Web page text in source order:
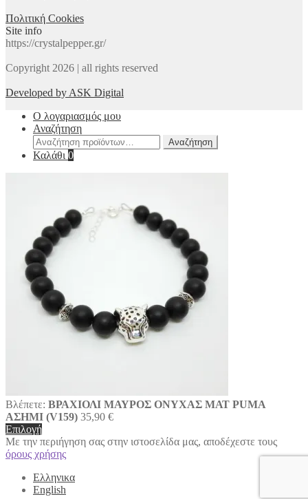
Πολιτική Cookies
Site info
https://crystalpepper.gr/
Copyright 2026 | all rights reserved
Developed by ASK Digital
Ο λογαριασμός μου
Αναζήτηση
Αναζήτηση
για:
Αναζήτηση
Καλάθι 0
Βλέπετε: ΒΡΑΧΙΟΛΙ ΜΑΥΡΟΣ ΟΝΥΧΑΣ ΜΑΤ PUMA
ΑΣΗΜΙ (V159) 35,90 €
Επιλογή
Με την περιήγηση σας στην ιστοσελίδα μας, αποδέχεστε τους
όρους χρήσης
Ελληνικα
English